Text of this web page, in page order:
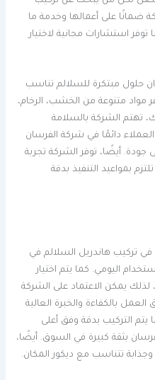
ضمانًا على أعمالها وخدمة ما
استشارات مجانية لاختيار
حلول مبتكرة للسلالم تناسب
مواد متنوعة من الخشب، الرخام،
تهتم الشركة بالسلامة
دائمًا في شركة الفرسان
جودة. أيضًا، توفر الشركة تجربة
بمواعيد التنفيذ بدقة
تركيب هاندريل السلالم في
اليومي. كما يتم اختيار
لذلك يمكن الاعتماد على الشركة
العمل بالكفاءة والخبرة العالية
يتم التركيب بدقة وفق أعلى
بثقة كبيرة في السوق. أيضًا،
تتناسب مع ديكور المكان.